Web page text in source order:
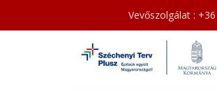
Vevőszolgálat :